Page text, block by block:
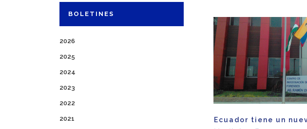
BOLETINES
2026
2025
2024
2023
2022
2021
Ecuador tiene un